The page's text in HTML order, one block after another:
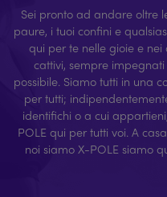
Sei pronto ad andare oltre
paure, i tuoi confini e
qui per te nelle gioie e
cattivi, sempre
possibile. Siamo tutti in una
per tutti;
identifichi o a cui
POLE qui per tutti voi. A
noi siamo X-POLE siamo